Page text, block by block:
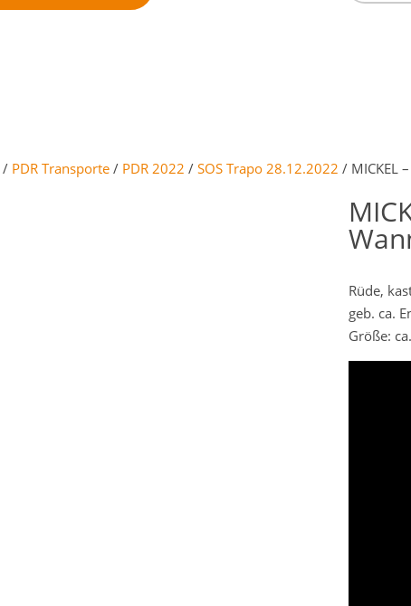
/ PDR Transporte / PDR 2022 / SOS Trapo 28.12.2022 / MICKEL
Rüde,
geb. ca.
Größe: